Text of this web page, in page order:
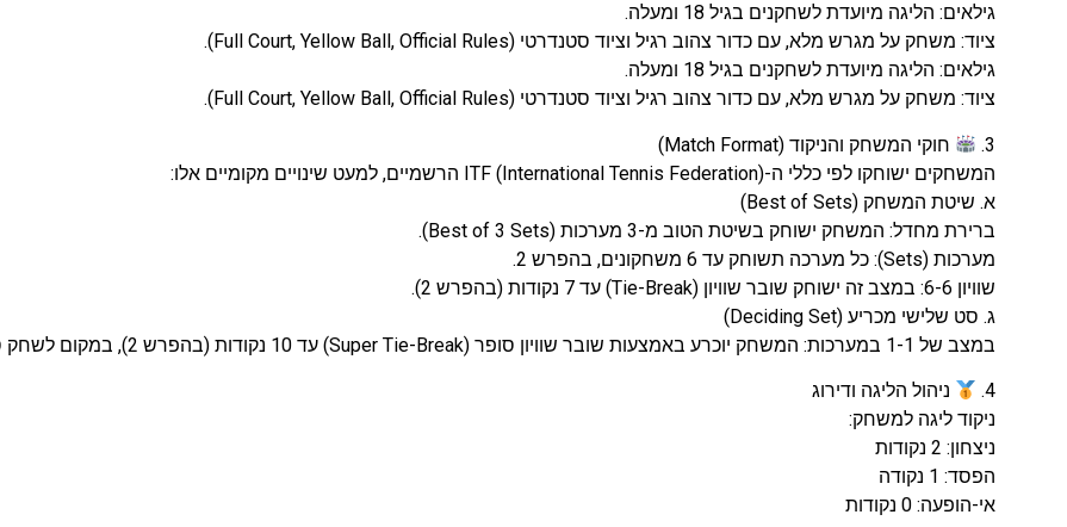
גילאים: הליגה מיועדת לשחקנים בגיל 18 ומעלה.
ציוד: משחק על מגרש מלא, עם כדור צהוב רגיל וציוד סטנדרטי (Full Court, Yellow Ball, Official Rules).
גילאים: הליגה מיועדת לשחקנים בגיל 18 ומעלה.
ציוד: משחק על מגרש מלא, עם כדור צהוב רגיל וציוד סטנדרטי (Full Court, Yellow Ball, Official Rules).
3.
חוקי המשחק והניקוד (Match Format)
המשחקים ישוחקו לפי כללי ה-ITF (International Tennis Federation) הרשמיים, למעט שינויים מקומיים אלו:
א. שיטת המשחק (Best of Sets)
ברירת מחדל: המשחק ישוחק בשיטת הטוב מ-3 מערכות (Best of 3 Sets).
מערכות (Sets): כל מערכה תשוחק עד 6 משחקונים, בהפרש 2.
שוויון 6-6: במצב זה ישוחק שובר שוויון (Tie-Break) עד 7 נקודות (בהפרש 2).
ג. סט שלישי מכריע (Deciding Set)
במצב של 1-1 במערכות: המשחק יוכרע באמצעות שובר שוויון סופר (Super Tie-Break) עד 10 נקודות (בהפרש 2), במקום לשחק סט שלישי מלא.
4.
ניהול הליגה ודירוג
ניקוד ליגה למשחק:
ניצחון: 2 נקודות
הפסד: 1 נקודה
אי-הופעה: 0 נקודות